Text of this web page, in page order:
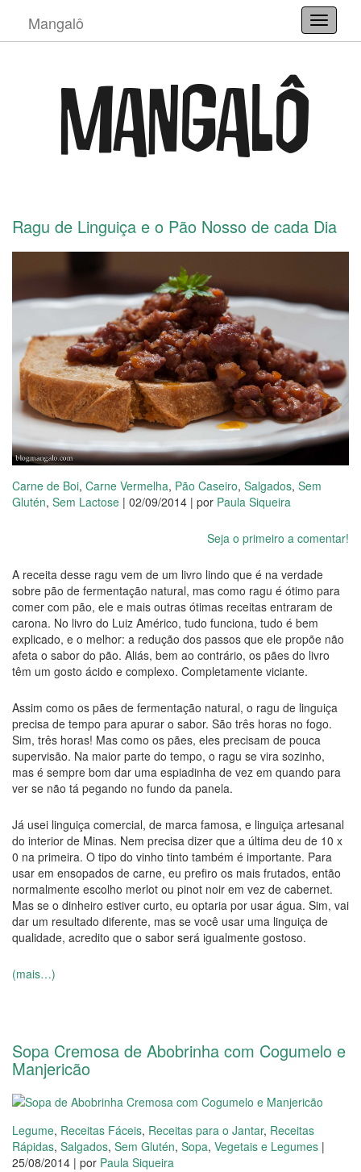
Mangalô
Ragu de Linguiça e o Pão Nosso de cada Dia
Carne de Boi, Carne Vermelha, Pão Caseiro, Salgados, Sem
Glutén, Sem Lactose | 02/09/2014 | por Paula Siqueira
Seja o primeiro a comentar!
A receita desse ragu vem de um livro lindo que é na verdade
sobre pão de fermentação natural, mas como ragu é ótimo para
comer com pão, ele e mais outras ótimas receitas entraram de
carona. No livro do Luiz Américo, tudo funciona, tudo é bem
explicado, e o melhor: a redução dos passos que ele propõe não
afeta o sabor do pão. Aliás, bem ao contrário, os pães do livro
têm um gosto ácido e complexo. Completamente viciante.
Assim como os pães de fermentação natural, o ragu de linguiça
precisa de tempo para apurar o sabor. São três horas no fogo.
Sim, três horas! Mas como os pães, eles precisam de pouca
supervisão. Na maior parte do tempo, o ragu se vira sozinho,
mas é sempre bom dar uma espiadinha de vez em quando para
ver se não tá pegando no fundo da panela.
Já usei linguiça comercial, de marca famosa, e linguiça artesanal
do interior de Minas. Nem precisa dizer que a última deu de 10 x
0 na primeira. O tipo do vinho tinto também é importante. Para
usar em ensopados de carne, eu prefiro os mais frutados, então
normalmente escolho merlot ou pinot noir em vez de cabernet.
Mas se o dinheiro estiver curto, eu optaria por usar água. Sim, vai
dar um resultado diferente, mas se você usar uma linguiça de
qualidade, acredito que o sabor será igualmente gostoso.
(mais…)
Sopa Cremosa de Abobrinha com Cogumelo e
Manjericão
Legume, Receitas Fáceis, Receitas para o Jantar, Receitas
Rápidas, Salgados, Sem Glutén, Sopa, Vegetais e Legumes |
25/08/2014 | por Paula Siqueira